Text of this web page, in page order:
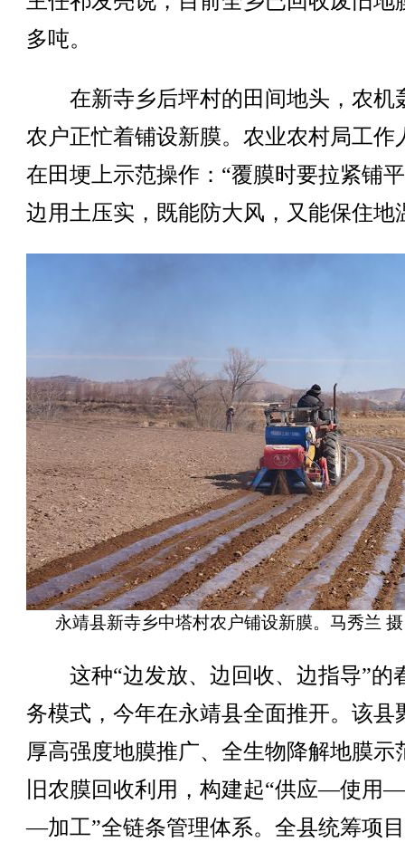
多吨。
在新寺乡后坪村的田间地头，农机
农户正忙着铺设新膜。农业农村局工作
在田埂上示范操作：“覆膜时要拉紧铺
边用土压实，既能防大风，又能保住地
永靖县新寺乡中塔村农户铺设新膜。马秀兰 摄
这种“边发放、边回收、边指导”的
务模式，今年在永靖县全面推开。该县
厚高强度地膜推广、全生物降解地膜示
旧农膜回收利用，构建起“供应—使用
—加工”全链条管理体系。全县统筹项